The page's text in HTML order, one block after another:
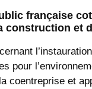
française
construction et
pour
coentreprise et